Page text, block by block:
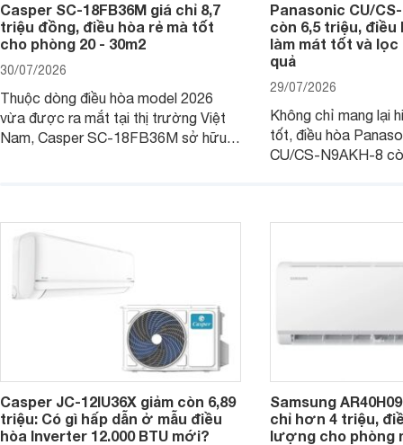
Casper SC-18FB36M giá chỉ 8,7
triệu đồng, điều hòa rẻ mà tốt
cho phòng 20 - 30m2
30/07/2026
Thuộc dòng điều hòa model 2026
vừa được ra mắt tại thị trường Việt
Nam, Casper SC-18FB36M sở hữu
nhiều tính năng và công nghệ hiện đại.
Panasonic CU/
còn 6,5 triệu, điều
làm mát tốt và lọc
quả
29/07/2026
Không chỉ mang lại
tốt, điều hòa
CU/CS-N9AKH-8
Casper JC-12IU36X giảm còn 6,89
triệu: Có gì hấp dẫn ở mẫu điều
hòa Inverter 12.000 BTU mới?
Samsung
chỉ hơn 4 triệu,
lượng cho phòng